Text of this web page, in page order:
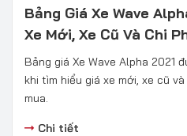
Bảng Giá Xe Wave
Xe Mới, Xe Cũ Và Chi
Bảng giá Xe Wave Alpha 2021
khi tìm hiểu giá xe mới, xe cũ
mua.
Chi tiết